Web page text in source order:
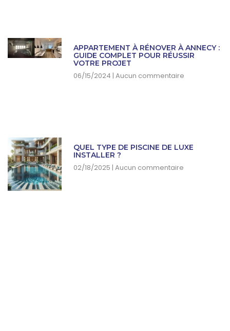
APPARTEMENT À RÉNOVER À ANNECY :
GUIDE COMPLET POUR RÉUSSIR
VOTRE PROJET
06/15/2024 Aucun commentaire
QUEL TYPE DE PISCINE DE LUXE
INSTALLER ?
02/18/2025 Aucun commentaire